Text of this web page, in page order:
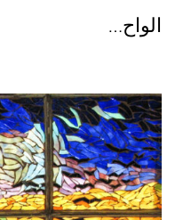
الواح…